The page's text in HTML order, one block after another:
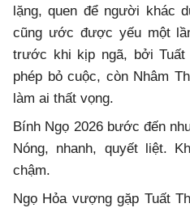
lặng, quen để người khác
cũng ước được yếu một
trước khi kịp ngã, bởi Tuất
phép bỏ cuộc, còn Nhâm
làm ai thất vọng.
Bính Ngọ 2026 bước đến
Nóng, nhanh, quyết liệt.
chậm.
Ngọ Hỏa vượng gặp Tuất